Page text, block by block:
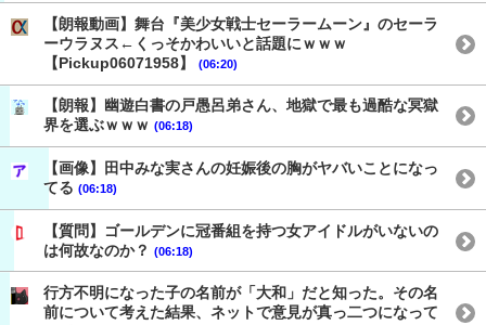
【朗報動画】舞台『美少女戦士セーラームーン』のセーラ
ーウラヌス←くっそかわいいと話題にｗｗｗ
【Pickup06071958】
(06:20)
【朗報】幽遊白書の戸愚呂弟さん、地獄で最も過酷な冥獄
界を選ぶｗｗｗ (06:18)
【画像】田中みな実さんの妊娠後の胸がヤバいことになっ
てる (06:18)
【質問】ゴールデンに冠番組を持つ女アイドルがいないの
は何故なのか？ (06:18)
行方不明になった子の名前が「大和」だと知った。その名
前について考えた結果、ネットで意見が真っ二つになって